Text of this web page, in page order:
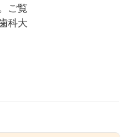
ご覧
科大